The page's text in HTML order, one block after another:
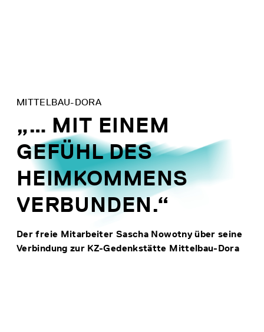
MITTELBAU-DORA
„… MIT EINEM
GEFÜHL DES
HEIMKOMMENS
VERBUNDEN.“
Der freie Mitarbeiter Sascha Nowotny über seine
Verbindung zur KZ-Gedenkstätte Mittelbau-Dora